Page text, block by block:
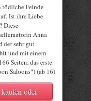
tödliche Feinde
Ist ihre Liebe
Diese
Anna
der sehr gut
und mit einem
Seiten, das erste
Saloons“) (ab 16)
oder